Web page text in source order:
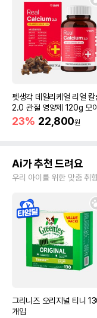
펫생각 데일리케얼 리얼 칼
2.0 관절 영양제 120g 모
기 (1개/2개)
23% 22,800원
Ai가 추천 드려요
우리 아이를 위한 맞춤 취
그리니즈 오리지널 티니
개입